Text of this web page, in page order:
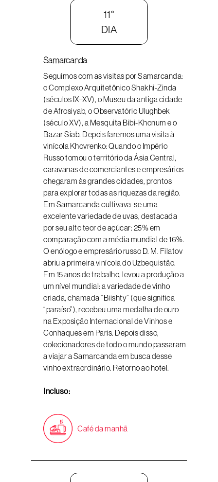
11°
DIA
Samarcanda
Seguimos com as visitas por Samarcanda:
o Complexo Arquitetônico Shakhi-Zinda
(séculos IX–XV), o Museu da antiga cidade
de Afrosiyab, o Observatório Ulughbek
(século XV), a Mesquita Bibi-Khonum e o
Bazar Siab. Depois faremos uma visita à
vinícola Khovrenko: Quando o Império
Russo tomou o território da Ásia Central,
caravanas de comerciantes e empresários
chegaram às grandes cidades, prontos
para explorar todas as riquezas da região.
Em Samarcanda cultivava-se uma
excelente variedade de uvas, destacada
por seu alto teor de açúcar: 25% em
comparação com a média mundial de 16%.
O enólogo e empresário russo D. M. Filatov
abriu a primeira vinícola do Uzbequistão.
Em 15 anos de trabalho, levou a produção a
um nível mundial: a variedade de vinho
criada, chamada “Biishty” (que significa
“paraíso”), recebeu uma medalha de ouro
na Exposição Internacional de Vinhos e
Conhaques em Paris. Depois disso,
colecionadores de todo o mundo passaram
a viajar a Samarcanda em busca desse
vinho extraordinário. Retorno ao hotel.
Incluso:
Café da manhã